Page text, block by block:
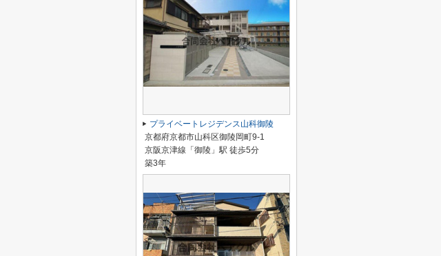
プライベートレジデンス山科御陵
京都府京都市山科区御陵岡町9-1
京阪京津線「御陵」駅 徒歩5分
築3年